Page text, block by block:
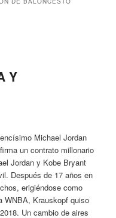
Y
Michael Jordan
un contrato millonario
Jordan y Kobe Bryant
Después de 17 años en
erigiéndose como
WNBA, Krauskopf quiso
Un cambio de aires